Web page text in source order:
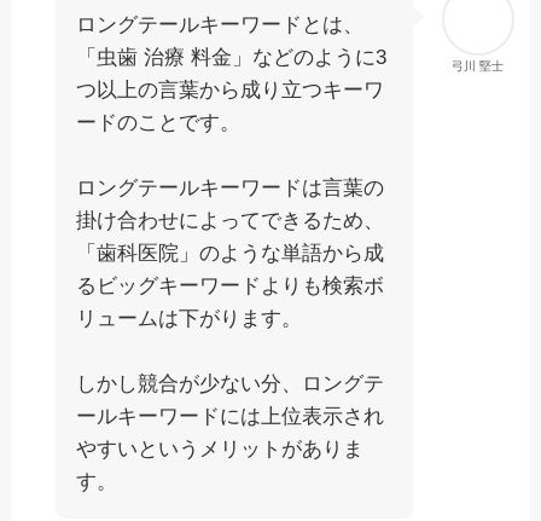
弓川 堅士
ロングテールキーワードとは、
「虫歯 治療 料金」などのように3
つ以上の言葉から成り立つキーワ
ードのことです。
ロングテールキーワードは言葉の
掛け合わせによってできるため、
「歯科医院」のような単語から成
るビッグキーワードよりも検索ボ
リュームは下がります。
しかし競合が少ない分、ロングテ
ールキーワードには上位表示され
やすいというメリットがありま
す。